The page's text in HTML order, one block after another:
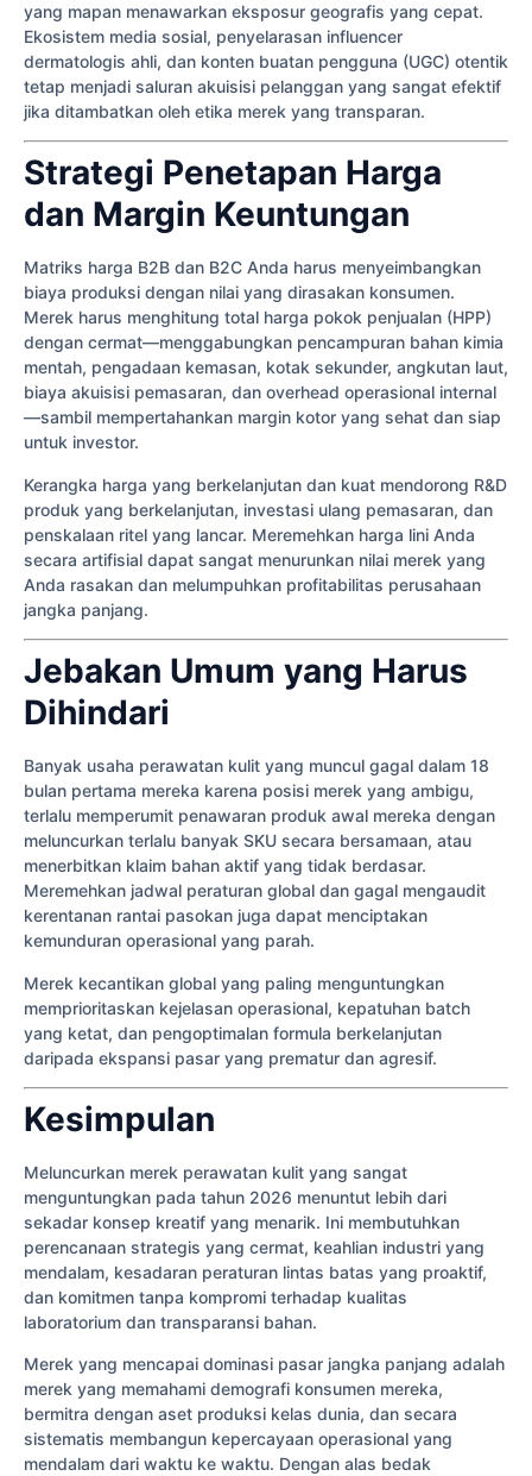
yang mapan menawarkan eksposur geografis yang cepat.
Ekosistem media sosial, penyelarasan influencer
dermatologis ahli, dan konten buatan pengguna (UGC) otentik
tetap menjadi saluran akuisisi pelanggan yang sangat efektif
jika ditambatkan oleh etika merek yang transparan.
Strategi Penetapan Harga
dan Margin Keuntungan
Matriks harga B2B dan B2C Anda harus menyeimbangkan
biaya produksi dengan nilai yang dirasakan konsumen.
Merek harus menghitung total harga pokok penjualan (HPP)
dengan cermat—menggabungkan pencampuran bahan kimia
mentah, pengadaan kemasan, kotak sekunder, angkutan laut,
biaya akuisisi pemasaran, dan overhead operasional internal
—sambil mempertahankan margin kotor yang sehat dan siap
untuk investor.
Kerangka harga yang berkelanjutan dan kuat mendorong R&D
produk yang berkelanjutan, investasi ulang pemasaran, dan
penskalaan ritel yang lancar. Meremehkan harga lini Anda
secara artifisial dapat sangat menurunkan nilai merek yang
Anda rasakan dan melumpuhkan profitabilitas perusahaan
jangka panjang.
Jebakan Umum yang Harus
Dihindari
Banyak usaha perawatan kulit yang muncul gagal dalam 18
bulan pertama mereka karena posisi merek yang ambigu,
terlalu memperumit penawaran produk awal mereka dengan
meluncurkan terlalu banyak SKU secara bersamaan, atau
menerbitkan klaim bahan aktif yang tidak berdasar.
Meremehkan jadwal peraturan global dan gagal mengaudit
kerentanan rantai pasokan juga dapat menciptakan
kemunduran operasional yang parah.
Merek kecantikan global yang paling menguntungkan
memprioritaskan kejelasan operasional, kepatuhan batch
yang ketat, dan pengoptimalan formula berkelanjutan
daripada ekspansi pasar yang prematur dan agresif.
Kesimpulan
Meluncurkan merek perawatan kulit yang sangat
menguntungkan pada tahun 2026 menuntut lebih dari
sekadar konsep kreatif yang menarik. Ini membutuhkan
perencanaan strategis yang cermat, keahlian industri yang
mendalam, kesadaran peraturan lintas batas yang proaktif,
dan komitmen tanpa kompromi terhadap kualitas
laboratorium dan transparansi bahan.
Merek yang mencapai dominasi pasar jangka panjang adalah
merek yang memahami demografi konsumen mereka,
bermitra dengan aset produksi kelas dunia, dan secara
sistematis membangun kepercayaan operasional yang
mendalam dari waktu ke waktu. Dengan alas bedak